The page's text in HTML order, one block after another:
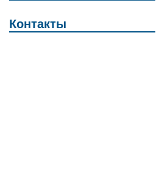
Контакты